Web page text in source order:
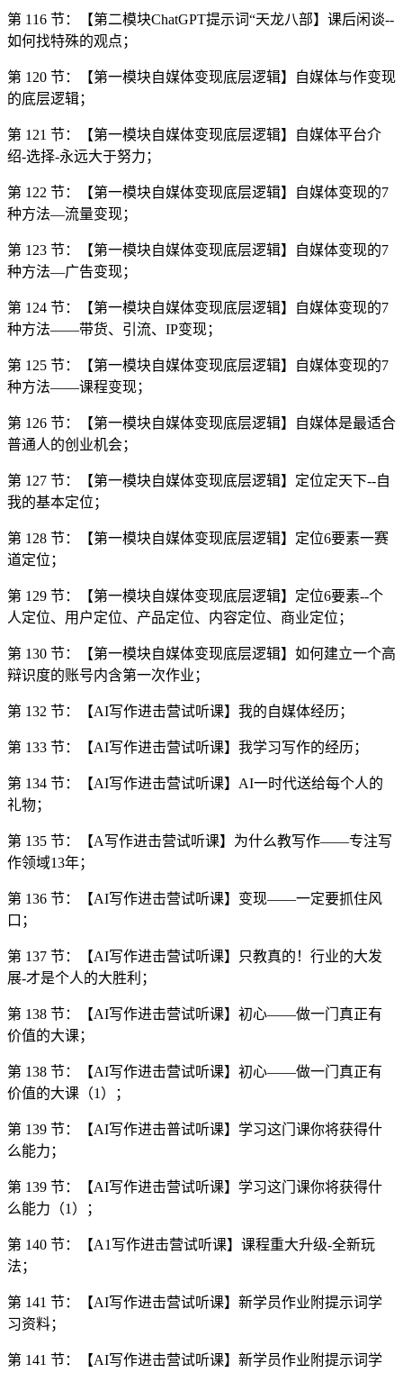
第 116 节：【第二模块ChatGPT提示词“天龙八部】课后闲谈--
如何找特殊的观点；
第 120 节：【第一模块自媒体变现底层逻辑】自媒体与作变现
的底层逻辑；
第 121 节：【第一模块自媒体变现底层逻辑】自媒体平台介
绍-选择-永远大于努力；
第 122 节：【第一模块自媒体变现底层逻辑】自媒体变现的7
种方法—流量变现；
第 123 节：【第一模块自媒体变现底层逻辑】自媒体变现的7
种方法—广告变现；
第 124 节：【第一模块自媒体变现底层逻辑】自媒体变现的7
种方法——带货、引流、IP变现；
第 125 节：【第一模块自媒体变现底层逻辑】自媒体变现的7
种方法——课程变现；
第 126 节：【第一模块自媒体变现底层逻辑】自媒体是最适合
普通人的创业机会；
第 127 节：【第一模块自媒体变现底层逻辑】定位定天下--自
我的基本定位；
第 128 节：【第一模块自媒体变现底层逻辑】定位6要素一赛
道定位；
第 129 节：【第一模块自媒体变现底层逻辑】定位6要素--个
人定位、用户定位、产品定位、内容定位、商业定位；
第 130 节：【第一模块自媒体变现底层逻辑】如何建立一个高
辩识度的账号内含第一次作业；
第 132 节：【AI写作进击营试听课】我的自媒体经历；
第 133 节：【AI写作进击营试听课】我学习写作的经历；
第 134 节：【AI写作进击营试听课】AI一时代送给每个人的
礼物；
第 135 节：【A写作进击营试听课】为什么教写作——专注写
作领域13年；
第 136 节：【AI写作进击营试听课】变现——一定要抓住风
口；
第 137 节：【AI写作进击营试听课】只教真的！行业的大发
展-才是个人的大胜利；
第 138 节：【AI写作进击营试听课】初心——做一门真正有
价值的大课；
第 138 节：【AI写作进击营试听课】初心——做一门真正有
价值的大课（1）；
第 139 节：【AI写作进击普试听课】学习这门课你将获得什
么能力；
第 139 节：【AI写作进击营试听课】学习这门课你将获得什
么能力（1）；
第 140 节：【A1写作进击营试听课】课程重大升级-全新玩
法；
第 141 节：【AI写作进击营试听课】新学员作业附提示词学
习资料；
第 141 节：【AI写作进击营试听课】新学员作业附提示词学